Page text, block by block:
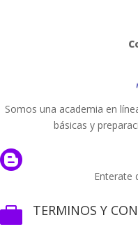
Somos una academia en
básicas y

Enterate
 TERMINOS Y